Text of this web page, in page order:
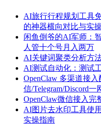
AI旅行行程规划工具
的神器横向对比与实
闲鱼倒爷的AI军师：
人管十个号月入两万
AI关键词聚类分析方
AI测试自动化：测试
OpenClaw 多渠道接
信/Telegram/Discord一
OpenClaw微信接入
AI图片去水印工具使
实操指南